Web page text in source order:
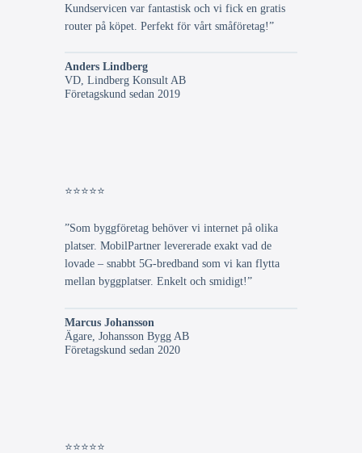
Kundservicen var fantastisk och vi fick en gratis
router på köpet. Perfekt för vårt småföretag!”
Anders Lindberg
VD, Lindberg Konsult AB
Företagskund sedan 2019
⭐⭐⭐⭐⭐
”Som byggföretag behöver vi internet på olika
platser. MobilPartner levererade exakt vad de
lovade – snabbt 5G-bredband som vi kan flytta
mellan byggplatser. Enkelt och smidigt!”
Marcus Johansson
Ägare, Johansson Bygg AB
Företagskund sedan 2020
⭐⭐⭐⭐⭐